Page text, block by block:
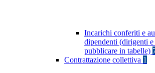
Incarichi conferiti e
dipendenti (dirigenti
pubblicare in tabelle)
Contrattazione collettiva 1